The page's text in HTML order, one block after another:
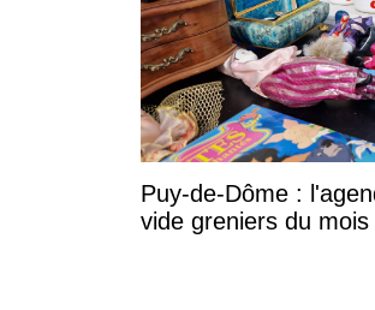
Puy-de-Dôme :
vide greniers du